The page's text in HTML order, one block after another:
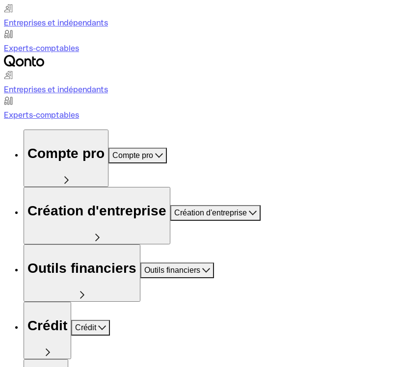
Entreprises et indépendants
Experts-comptables
Entreprises et indépendants
Experts-comptables
Compte pro Compte pro
Création d'entreprise Création d'entreprise
Outils financiers Outils financiers
Crédit Crédit